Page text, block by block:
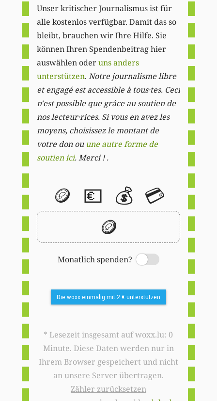
Unser kritischer Journalismus ist für
alle kostenlos verfügbar. Damit das so
bleibt, brauchen wir Ihre Hilfe. Sie
können Ihren Spendenbeitrag hier
auswählen oderuns anders
unterstützen. Notre journalisme libre
et engagé est accessible à tous·tes. Ceci
n'est possible que grâce au soutien de
nos lecteur·rices. Si vous en avez les
moyens, choisissez le montant de
votre don ou une autre forme de
soutien ici. Merci ! .
🪙 💶 💰 💳
🪙
Monatlich spenden?
Switch
Die woxx einmalig mit 2 € unterstützen
* Lesezeit insgesamt auf woxx.lu: 0
Minute. Diese Daten werden nur in
Ihrem Browser gespeichert und nicht
an unsere Server übertragen.
Zähler zurücksetzen